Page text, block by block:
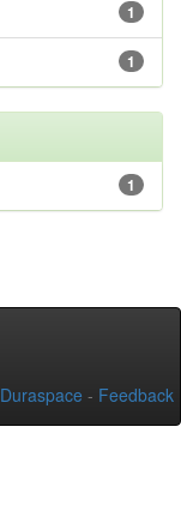
1
1
1
Duraspace - Feedback